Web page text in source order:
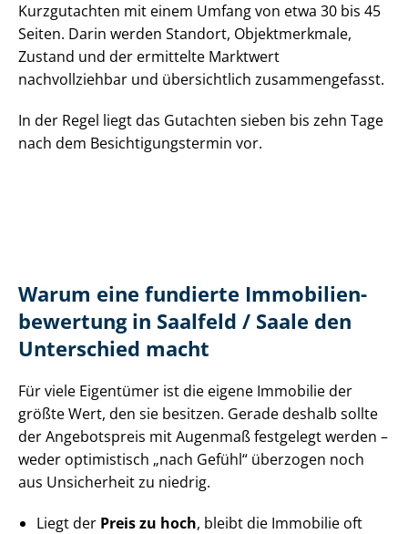
Kurzgutachten mit einem Umfang von etwa 30 bis 45
Seiten. Darin werden Standort, Objektmerkmale,
Zustand und der ermittelte Marktwert
nachvollziehbar und übersichtlich zusammengefasst.
In der Regel liegt das Gutachten sieben bis zehn Tage
nach dem Be­sich­ti­gungs­ter­min vor.
Warum eine fundierte Im­mo­bi­li­en­
be­wer­tung in Saalfeld / Saale den
Unterschied macht
Für viele Eigentümer ist die eigene Immobilie der
größte Wert, den sie besitzen. Gerade deshalb sollte
der Angebotspreis mit Augenmaß festgelegt werden –
weder optimistisch „nach Gefühl“ überzogen noch
aus Unsicherheit zu niedrig.
Liegt der Preis zu hoch, bleibt die Immobilie oft